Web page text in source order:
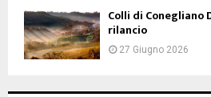
Colli di Conegliano
rilancio
27 Giugno 2026